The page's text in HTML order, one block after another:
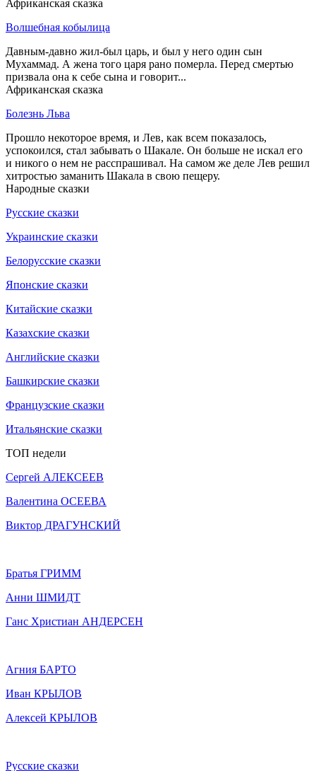
Африканская сказка
Волшебная кобылица
Давным-давно жил-был царь, и был у него один сын
Мухаммад. А жена того царя рано померла. Перед смертью
призвала она к себе сына и говорит...
Африканская сказка
Болезнь Льва
Прошло некоторое время, и Лев, как всем показалось,
успокоился, стал забывать о Шакале. Он больше не искал его
и никого о нем не расспрашивал. На самом же деле Лев решил
хитростью заманить Шакала в свою пещеру.
Народные сказки
Русские сказки
Украинские сказки
Белорусские сказки
Японские сказки
Китайские сказки
Казахские сказки
Английские сказки
Башкирские сказки
Французские сказки
Итальянские сказки
ТОП недели
Сергей АЛЕКСЕЕВ
Валентина ОСЕЕВА
Виктор ДРАГУНСКИЙ
Братья ГРИММ
Анни ШМИДТ
Ганс Христиан АНДЕРСЕН
Агния БАРТО
Иван КРЫЛОВ
Алексей КРЫЛОВ
Русские сказки